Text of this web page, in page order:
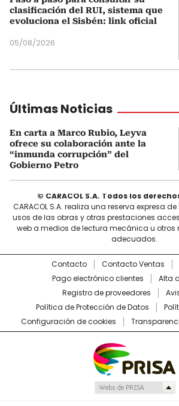
clasificación del RUI, sistema que
evoluciona el Sisbén: link oficial
05/08/2026
Últimas Noticias
En carta a Marco Rubio, Leyva
ofrece su colaboración ante la
“inmunda corrupción” del
Gobierno Petro
© CARACOL S.A. Todos los
CARACOL S.A. realiza una reserva expresa
usos de las obras y otras prestaciones
web a medios de lectura mecánica u otros
adecuados.
Contacto Contacto Ventas
Pago electrónico clientes
Alta
Registro de proveedores
Política de Protección de Datos
Configuración de cookies